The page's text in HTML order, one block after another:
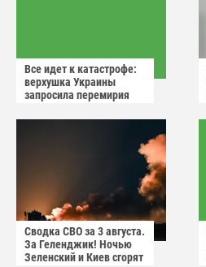
Все идет к катастрофе:
верхушка Украины
запросила перемирия
Сводка СВО за 3 августа.
За Геленджик! Ночью
Зеленский и Киев сгорят